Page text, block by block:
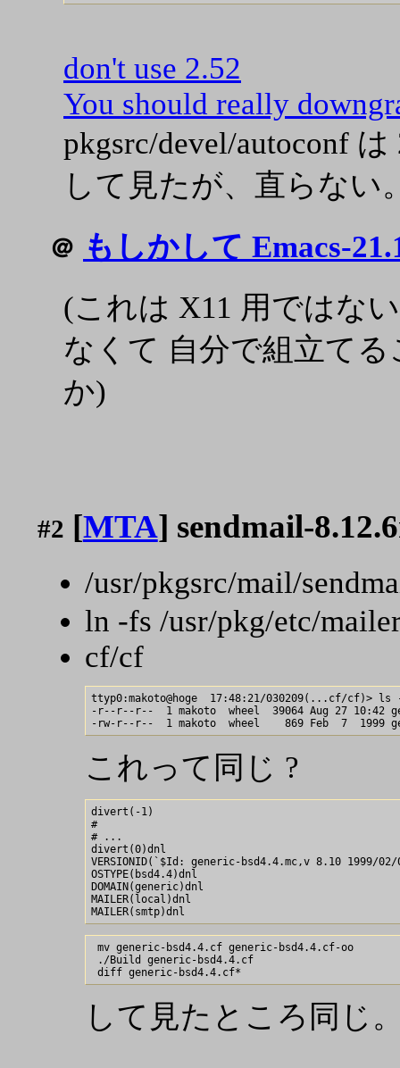
don't use 2.52
You should really
pkgsrc/devel/autoconf
して見たが、直らない
＠ もしかして Emacs-
(これは X11 用ではな
なくて 自分で組立てる
か)
#2 [MTA] sendmail-
/usr/pkgsrc/mail/
ln -fs /usr/pkg/etc/
cf/cf
ttyp0:makoto@hoge  17:48:21/030209(...cf/cf)>
-r--r--r--  1 makoto  wheel  39064 Aug 27 10:42
これって同じ ?
divert(-1)
#
# ...
divert(0)dnl
VERSIONID(`$Id: generic-bsd4.4.mc,v 8.10 1999/
OSTYPE(bsd4.4)dnl
DOMAIN(generic)dnl
MAILER(local)dnl
mv generic-bsd4.4.cf generic-bsd4.4.cf-oo
./Build generic-bsd4.4.cf
して見たところ同じ